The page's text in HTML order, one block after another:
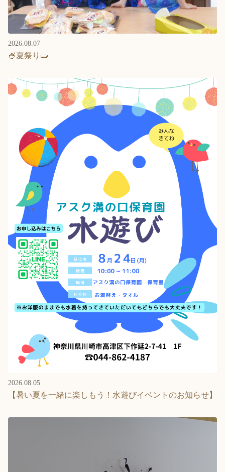
2026.08.07
🍧夏祭り🥒
2026.08.05
【暑い夏を一緒に楽しもう！水遊びイベントのお知らせ】